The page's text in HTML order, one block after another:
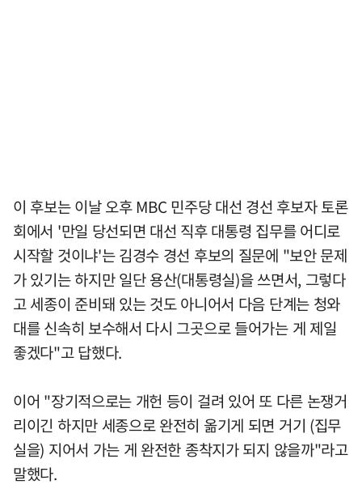
이 후보는 이날 오후 MBC 민주당 대선 경선 후보자 토론
회에서 '만일 당선되면 대선 직후 대통령 집무를 어디로
시작할 것이냐'는 김경수 경선 후보의 질문에 "보안 문제
가 있기는 하지만 일단 용산(대통령실)을 쓰면서, 그렇다
고 세종이 준비돼 있는 것도 아니어서 다음 단계는 청와
대를 신속히 보수해서 다시 그곳으로 들어가는 게 제일
좋겠다"고 답했다.
이어 "장기적으로는 개헌 등이 걸려 있어 또 다른 논쟁거
리이긴 하지만 세종으로 완전히 옮기게 되면 거기 (집무
실을) 지어서 가는 게 완전한 종착지가 되지 않을까"라고
말했다.